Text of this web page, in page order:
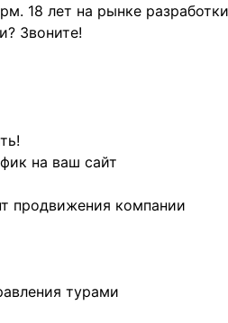
18 лет на рынке
Звоните!
на ваш сайт
продвижения компании
турами